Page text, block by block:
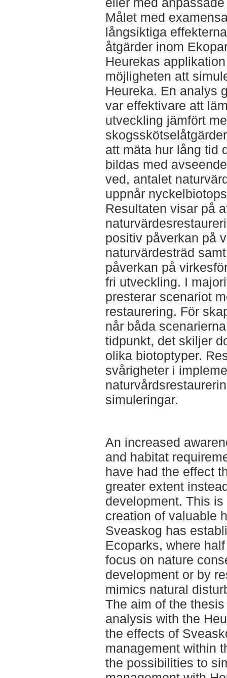
Målet med
långsiktiga
åtgärder inom
Heurekas
möjligheten att
Heureka. En analys
var effektivare att
utveckling jämfört
att mäta hur lång tid
bildas med
ved, antalet
uppnår
Resultaten visar på
positiv påverkan på
naturvärdesträd
påverkan på
fri utveckling. I
presterar scenariot
restaurering. För
når båda
tidpunkt, det skiljer
olika biotoptyper.
svårigheter i
simuleringar.
An increased
and habitat
have had the effect
greater extent
development. This
creation of valuable
Sveaskog has
Ecoparks, where
focus on nature
development or by
mimics natural
The aim of the
analysis with the
the effects of
management within
the possibilities to